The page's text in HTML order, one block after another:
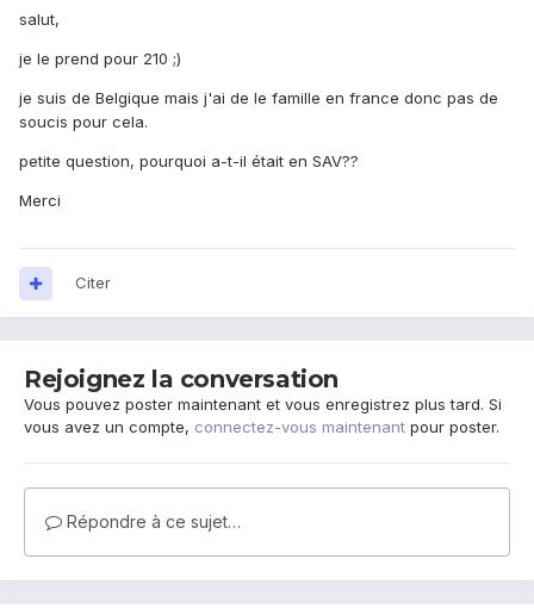
salut,
je le prend pour 210 ;)
je suis de Belgique mais j'ai de le famille en france donc pas de
soucis pour cela.
petite question, pourquoi a-t-il était en SAV??
Merci
Citer
Rejoignez la conversation
Vous pouvez poster maintenant et vous enregistrez plus tard. Si
vous avez un compte, connectez-vous maintenant pour poster.
Répondre à ce sujet…